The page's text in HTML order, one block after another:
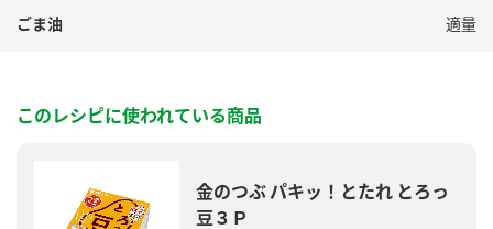
ごま油 適量
このレシピに使われている商品
金のつぶ パキッ！とたれ とろっ
豆３Ｐ